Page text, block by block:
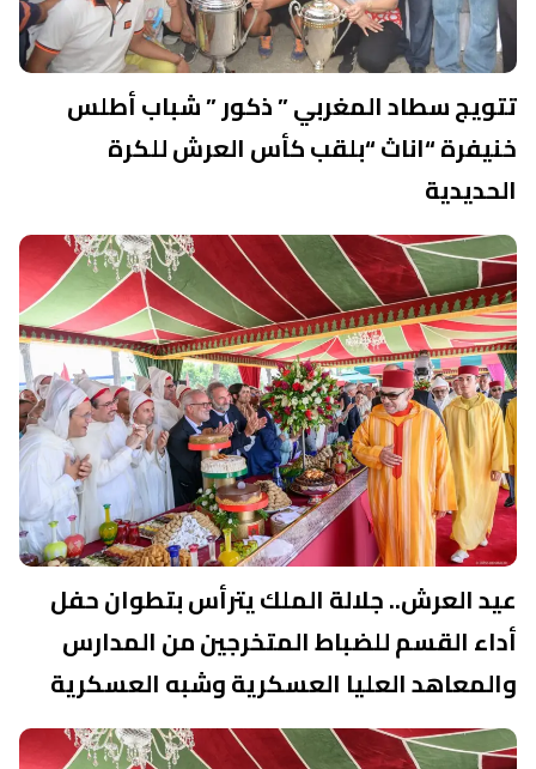
تتويج سطاد المغربي ” ذكور ” شباب أطلس
خنيفرة “اناث “بلقب كأس العرش للكرة
الحديدية
عيد العرش.. جلالة الملك يترأس بتطوان حفل
أداء القسم للضباط المتخرجين من المدارس
والمعاهد العليا العسكرية وشبه العسكرية